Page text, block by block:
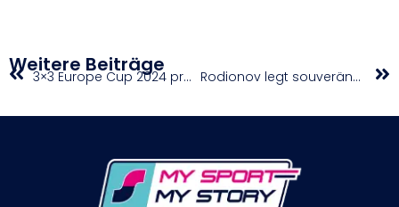
Weitere Beiträge 3×3 Europe Cup 2024 presented by win2day: Informationen für Stadion-Besucher:innen Rodionov legt souveränen Start in die US-Open-Qualifikation hin